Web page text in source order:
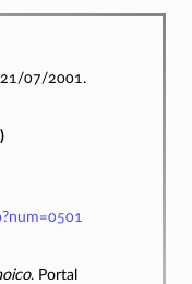
21/07/2001.
. Portal